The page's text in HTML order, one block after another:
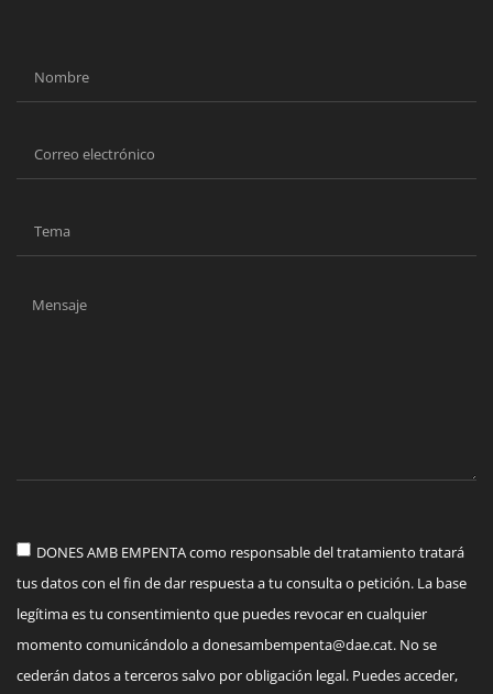
DONES AMB EMPENTA como responsable del tratamiento tratará
tus datos con el fin de dar respuesta a tu consulta o petición. La base
legítima es tu consentimiento que puedes revocar en cualquier
momento comunicándolo adonesambempenta@dae.cat. No se
cederán datos a terceros salvo por obligación legal. Puedes acceder,